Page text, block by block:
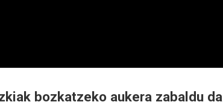
bozkatzeko aukera zabaldu da